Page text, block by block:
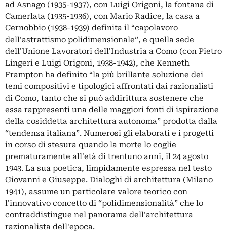
ad Asnago (1935-1937), con Luigi Origoni, la fontana di
Camerlata (1935-1936), con Mario Radice, la casa a
Cernobbio (1938-1939) definita il “capolavoro
dell'astrattismo polidimensionale”, e quella sede
dell'Unione Lavoratori dell'Industria a Como (con Pietro
Lingeri e Luigi Origoni, 1938-1942), che Kenneth
Frampton ha definito “la più brillante soluzione dei
temi compositivi e tipologici affrontati dai razionalisti
di Como, tanto che si può addirittura sostenere che
essa rappresenti una delle maggiori fonti di ispirazione
della cosiddetta architettura autonoma” prodotta dalla
“tendenza italiana”. Numerosi gli elaborati e i progetti
in corso di stesura quando la morte lo coglie
prematuramente all'età di trentuno anni, il 24 agosto
1943. La sua poetica, limpidamente espressa nel testo
Giovanni e Giuseppe. Dialoghi di architettura (Milano
1941), assume un particolare valore teorico con
l'innovativo concetto di “polidimensionalità” che lo
contraddistingue nel panorama dell'architettura
razionalista dell'epoca.